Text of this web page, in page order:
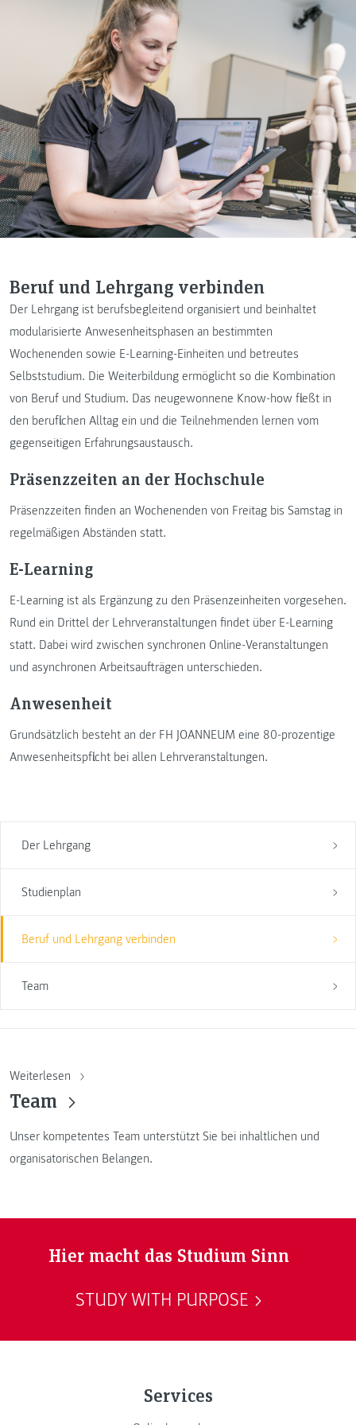
Der Lehrgang
Studienplan
Beruf und Lehrgang verbinden
Team
Beruf und Lehrgang verbinden
Der Lehrgang ist berufsbegleitend organisiert und beinhaltet
modularisierte Anwesenheitsphasen an bestimmten
Wochenenden sowie E-Learning-Einheiten und betreutes
Selbststudium. Die Weiterbildung ermöglicht so die Kombination
von Beruf und Studium. Das neugewonnene Know-how fließt in
den beruflichen Alltag ein und die Teilnehmenden lernen vom
gegenseitigen Erfahrungsaustausch.
Präsenzzeiten an der Hochschule
Präsenzzeiten finden an Wochenenden von Freitag bis Samstag in
regelmäßigen Abständen statt.
E-Learning
E-Learning ist als Ergänzung zu den Präsenzeinheiten vorgesehen.
Rund ein Drittel der Lehrveranstaltungen findet über E-Learning
statt. Dabei wird zwischen synchronen Online-Veranstaltungen
und asynchronen Arbeitsaufträgen unterschieden.
Anwesenheit
Grundsätzlich besteht an der FH JOANNEUM eine 80-prozentige
Anwesenheitspflicht bei allen Lehrveranstaltungen.
Weiterlesen
Team
Unser kompetentes Team unterstützt Sie bei inhaltlichen und
organisatorischen Belangen.
Hier macht das Studium Sinn
STUDY WITH PURPOSE
Services